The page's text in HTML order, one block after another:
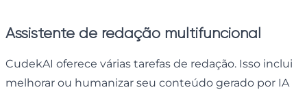
Assistente de redação multifuncional
CudekAI oferece várias tarefas de redação. Isso inclui
melhorar ou humanizar seu conteúdo gerado por IA